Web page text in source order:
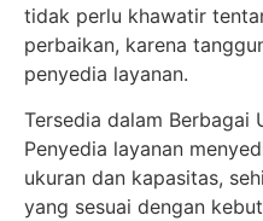
tidak perlu khawatir
perbaikan, karena
penyedia layanan.
Tersedia dalam Berbagai
Penyedia layanan
ukuran dan kapasitas,
yang sesuai dengan